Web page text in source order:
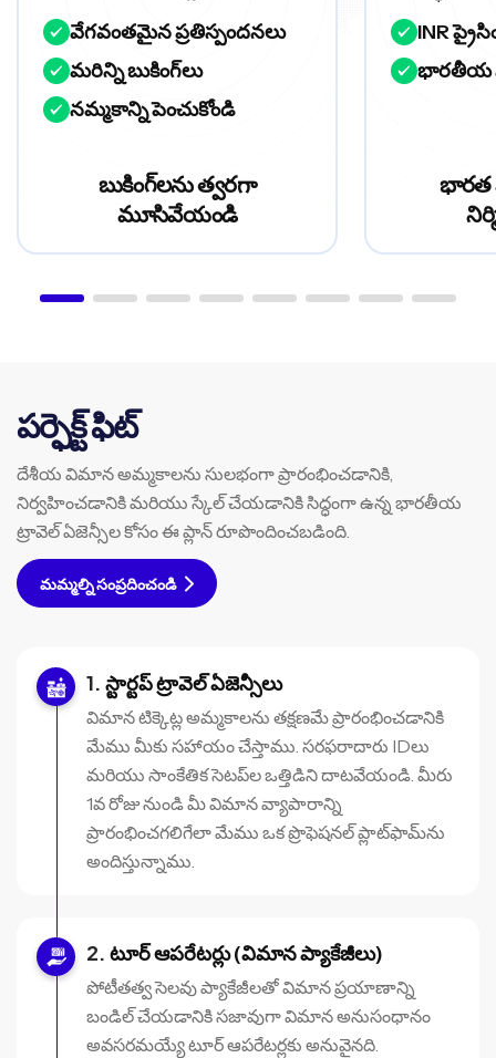
వేగవంతమైన ప్రతిస్పందనలు
మరిన్ని బుకింగ్‌లు
నమ్మకాన్ని పెంచుకోండి
బుకింగ్‌లను త్వరగా
మూసివేయండి
INR
భారతీయ
భారత
పర్ఫెక్ట్ ఫిట్
దేశీయ విమాన అమ్మకాలను సులభంగా ప్రారంభించడానికి,
నిర్వహించడానికి మరియు స్కేల్ చేయడానికి సిద్ధంగా ఉన్న భారతీయ
ట్రావెల్ ఏజెన్సీల కోసం ఈ ప్లాన్ రూపొందించబడింది.
మమ్మల్ని సంప్రదించండి
స్టార్టప్ ట్రావెల్ ఏజెన్సీలు
విమాన టిక్కెట్ల అమ్మకాలను తక్షణమే ప్రారంభించడానికి
మేము మీకు సహాయం చేస్తాము. సరఫరాదారు IDలు
మరియు సాంకేతిక సెటప్‌ల ఒత్తిడిని దాటవేయండి. మీరు
1వ రోజు నుండి మీ విమాన వ్యాపారాన్ని
ప్రారంభించగలిగేలా మేము ఒక ప్రొఫెషనల్ ప్లాట్‌ఫామ్‌ను
అందిస్తున్నాము.
టూర్ ఆపరేటర్లు (విమాన ప్యాకేజీలు)
పోటీతత్వ సెలవు ప్యాకేజీలతో విమాన ప్రయాణాన్ని
బండిల్ చేయడానికి సజావుగా విమాన అనుసంధానం
అవసరమయ్యే టూర్ ఆపరేటర్లకు అనువైనది.